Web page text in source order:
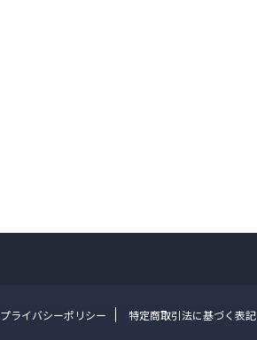
プライバシーポリシー 特定商取引法に基づく表記